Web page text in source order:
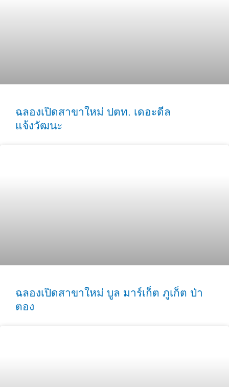
ฉลองเปิดสาขาใหม่ ปตท. เดอะดีล
แจ้งวัฒนะ
ฉลองเปิดสาขาใหม่ บูล มาร์เก็ต ภูเก็ต ป่า
ตอง